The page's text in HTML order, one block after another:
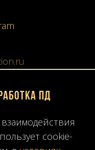
ПД
cookie-